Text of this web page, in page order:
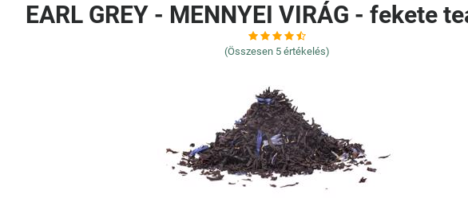
EARL GREY - MENNYEI VIRÁG - fekete
(Összesen 5 értékelés)